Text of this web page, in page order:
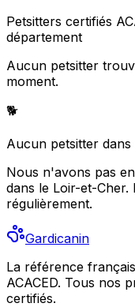
Petsitters certifiés
département
Aucun petsitter
moment.
🐕
Aucun petsitter
Nous n'avons pas
dans le Loir-et-Cher.
régulièrement.
Gardicanin
La référence
ACACED. Tous nos
certifiés.